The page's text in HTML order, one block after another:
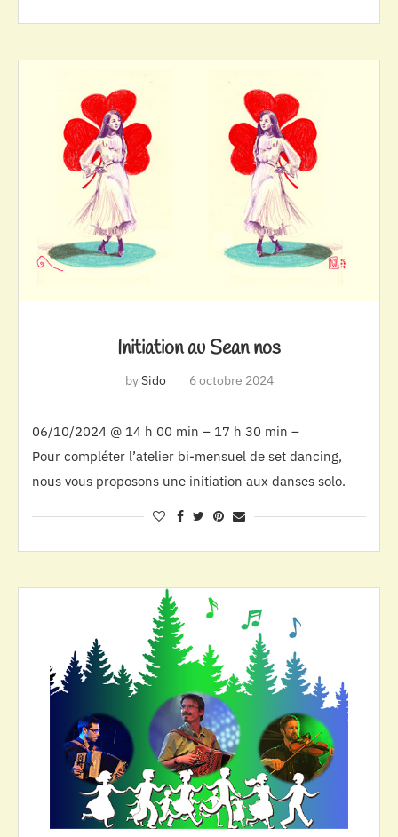
Initiation au Sean nos
bySido 6 octobre 2024
06/10/2024 @ 14 h 00 min – 17 h 30 min –
Pour compléter l’atelier bi-mensuel de set dancing,
nous vous proposons une initiation aux danses solo.